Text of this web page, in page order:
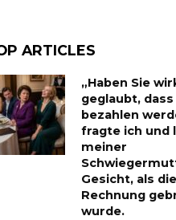
ARTICLES
„Haben Sie
geglaubt, dass
bezahlen
fragte ich und
meiner
Gesicht, als die
Rechnung
wurde.